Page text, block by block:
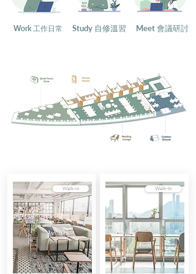
Work 工作日常 Study 自修溫習 Meet 會議研討
Walk-in Walk-In